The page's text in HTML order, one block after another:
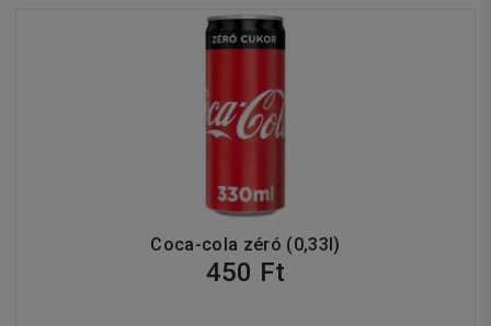
Coca-cola zéró (0,33l)
450 Ft